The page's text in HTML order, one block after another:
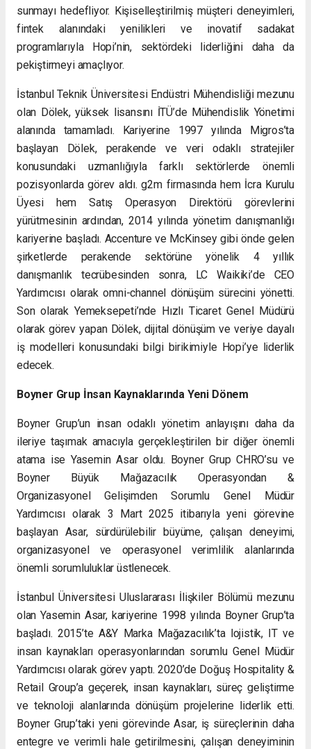
sunmayı hedefliyor. Kişiselleştirilmiş müşteri deneyimleri,
fintek alanındaki yenilikleri ve inovatif sadakat
programlarıyla Hopi’nin, sektördeki liderliğini daha da
pekiştirmeyi amaçlıyor.
İstanbul Teknik Üniversitesi Endüstri Mühendisliği mezunu
olan Dölek, yüksek lisansını İTÜ’de Mühendislik Yönetimi
alanında tamamladı. Kariyerine 1997 yılında Migros’ta
başlayan Dölek, perakende ve veri odaklı stratejiler
konusundaki uzmanlığıyla farklı sektörlerde önemli
pozisyonlarda görev aldı. g2m firmasında hem İcra Kurulu
Üyesi hem Satış Operasyon Direktörü görevlerini
yürütmesinin ardından, 2014 yılında yönetim danışmanlığı
kariyerine başladı. Accenture ve McKinsey gibi önde gelen
şirketlerde perakende sektörüne yönelik 4 yıllık
danışmanlık tecrübesinden sonra, LC Waikiki’de CEO
Yardımcısı olarak omni-channel dönüşüm sürecini yönetti.
Son olarak Yemeksepeti’nde Hızlı Ticaret Genel Müdürü
olarak görev yapan Dölek, dijital dönüşüm ve veriye dayalı
iş modelleri konusundaki bilgi birikimiyle Hopi’ye liderlik
edecek.
Boyner Grup İnsan Kaynaklarında Yeni Dönem
Boyner Grup’un insan odaklı yönetim anlayışını daha da
ileriye taşımak amacıyla gerçekleştirilen bir diğer önemli
atama ise Yasemin Asar oldu. Boyner Grup CHRO’su ve
Boyner Büyük Mağazacılık Operasyondan &
Organizasyonel Gelişimden Sorumlu Genel Müdür
Yardımcısı olarak 3 Mart 2025 itibarıyla yeni görevine
başlayan Asar, sürdürülebilir büyüme, çalışan deneyimi,
organizasyonel ve operasyonel verimlilik alanlarında
önemli sorumluluklar üstlenecek.
İstanbul Üniversitesi Uluslararası İlişkiler Bölümü mezunu
olan Yasemin Asar, kariyerine 1998 yılında Boyner Grup’ta
başladı. 2015’te A&Y Marka Mağazacılık’ta lojistik, IT ve
insan kaynakları operasyonlarından sorumlu Genel Müdür
Yardımcısı olarak görev yaptı. 2020’de Doğuş Hospitality &
Retail Group’a geçerek, insan kaynakları, süreç geliştirme
ve teknoloji alanlarında dönüşüm projelerine liderlik etti.
Boyner Grup’taki yeni görevinde Asar, iş süreçlerinin daha
entegre ve verimli hale getirilmesini, çalışan deneyiminin